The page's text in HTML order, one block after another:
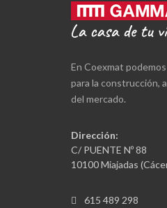
En Coexmat
para la construcción,
del mercado.
Dirección:
C/ PUENTE Nº 88
10100 Miajadas
615 489 298